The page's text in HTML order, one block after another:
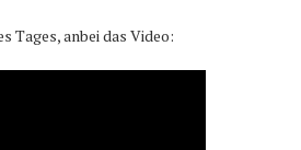
Tages, anbei das Video: